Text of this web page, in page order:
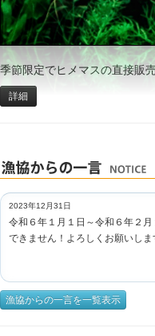
季節限定でヒメマスの直接販
詳細
2023年12月31日
令和６年１月１日～令和６年２
できません！よろしくお願いしま
漁協からの一言を一覧表示